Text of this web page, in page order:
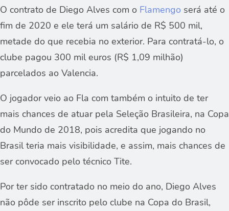
O contrato de Diego Alves com o Flamengo será até o
fim de 2020 e ele terá um salário de R$ 500 mil,
metade do que recebia no exterior. Para contratá-lo, o
clube pagou 300 mil euros (R$ 1,09 milhão)
parcelados ao Valencia.
O jogador veio ao Fla com também o intuito de ter
mais chances de atuar pela Seleção Brasileira, na Copa
do Mundo de 2018, pois acredita que jogando no
Brasil teria mais visibilidade, e assim, mais chances de
ser convocado pelo técnico Tite.
Por ter sido contratado no meio do ano, Diego Alves
não pôde ser inscrito pelo clube na Copa do Brasil,